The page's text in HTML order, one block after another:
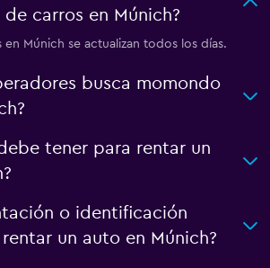
carros en Múnich?
Múnich se actualizan todos los días.
busca momondo
tener para rentar un
o identificación
un auto en Múnich?